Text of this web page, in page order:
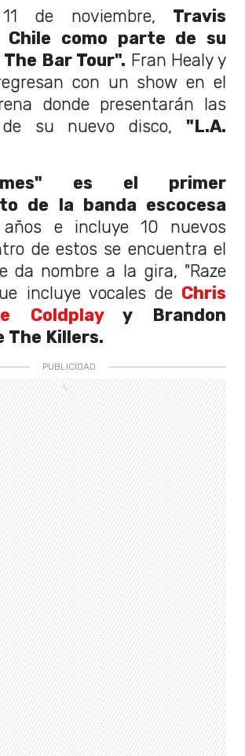
de noviembre, Travis
Chile como parte de su
Bar Tour". Fran Healy y
con un show en el
donde presentarán las
de su nuevo disco, "L.A.
es el primer
de la banda escocesa
e incluye 10 nuevos
de estos se encuentra el
da nombre a la gira, "Raze
incluye vocales de Chris
Coldplayy Brandon
The Killers.